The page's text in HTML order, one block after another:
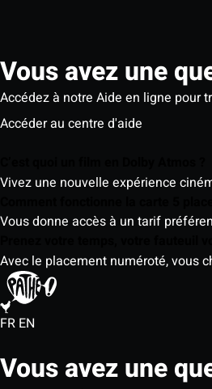
Vous avez une
Accédez à notre Aide en ligne pour
Accéder au centre d'aide
Vivez une nouvelle expérience
Vous donne accès à un tarif
Avec le placement numéroté, vous
FR EN
Vous avez une